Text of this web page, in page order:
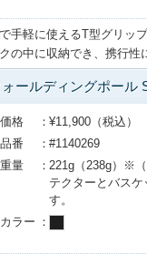
手軽に使えるT型グリッ
の中に収納でき、携行性
ールディングポール
価格
¥11,900（税込）
品番
#1140269
重量
221g（238g）※
テクターとバス
す。
カラー